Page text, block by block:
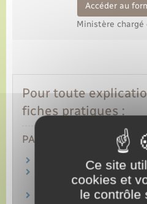
Accéder au
Ministère
Pour toute
fiches pratiques :
PARTICULIERS
Quelles sont les dates
Une personne
de voter ?
Vote par procuration
Ce site
cookies et
le contrôle